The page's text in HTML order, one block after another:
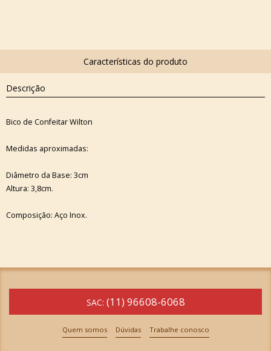
Descrição
Bico de Confeitar Wilton
Medidas aproximadas:
Diâmetro da Base: 3cm
Altura: 3,8cm.
Composição: Aço Inox.
SAC: (11) 96608-6068
Quem somos Dúvidas Trabalhe conosco